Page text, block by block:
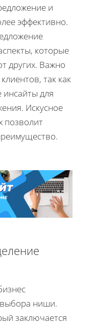
и
эффективно.
которые
других. Важно
так как
для
Искусное
позволит
выбора ниши.
заключается